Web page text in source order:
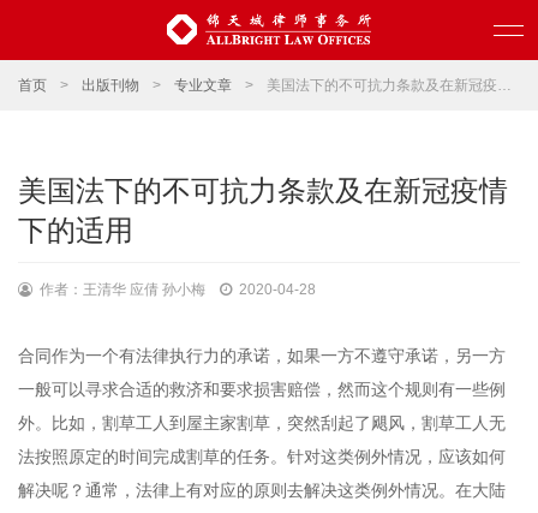
首页 > 出版刊物 > 专业文章 > 美国法下的不可抗力条款及在新冠疫情下的适用
美国法下的不可抗力条款及在新冠疫情
下的适用
作者：王清华 应倩 孙小梅 2020-04-28
合同作为一个有法律执行力的承诺，如果一方不遵守承诺，另一方
一般可以寻求合适的救济和要求损害赔偿，然而这个规则有一些例
外。比如，割草工人到屋主家割草，突然刮起了飓风，割草工人无
法按照原定的时间完成割草的任务。针对这类例外情况，应该如何
解决呢？通常，法律上有对应的原则去解决这类例外情况。在大陆